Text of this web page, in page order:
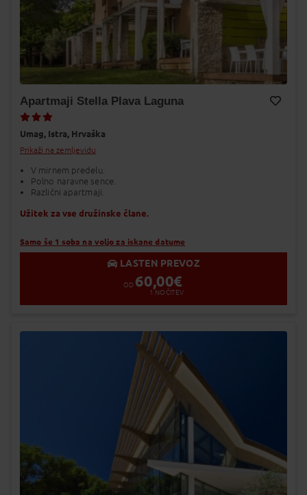
Apartmaji Stella Plava Laguna
Umag, Istra, Hrvaška
Prikaži na zemljevidu
V mirnem predelu.
Polno naravne sence.
Različni apartmaji.
Užitek za vse družinske člane.
Samo še 1 soba na voljo za iskane datume
LASTEN PREVOZ
OD 60,00€
1 NOČITEV